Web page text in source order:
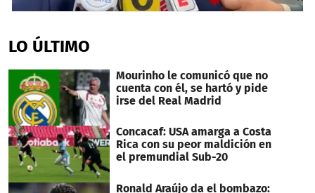
of
41
LO ÚLTIMO
Mourinho le comunicó que no
cuenta con él, se hartó y pide
irse del Real Madrid
Concacaf: USA amarga a Costa
Rica con su peor maldición en
el premundial Sub-20
Ronald Araújo da el bombazo: